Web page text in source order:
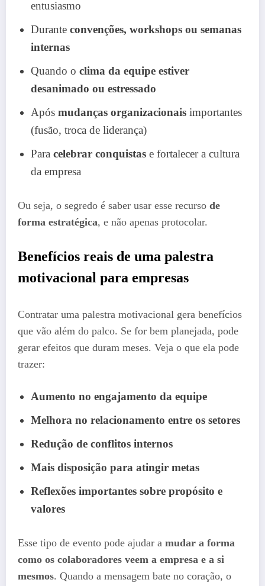
entusiasmo
Durante convenções, workshops ou semanas
internas
Quando o clima da equipe estiver
desanimado ou estressado
Após mudanças organizacionais importantes
(fusão, troca de liderança)
Para celebrar conquistas e fortalecer a cultura
da empresa
Ou seja, o segredo é saber usar esse recurso de
forma estratégica, e não apenas protocolar.
Benefícios reais de uma palestra
motivacional para empresas
Contratar uma palestra motivacional gera benefícios
que vão além do palco. Se for bem planejada, pode
gerar efeitos que duram meses. Veja o que ela pode
trazer:
Aumento no engajamento da equipe
Melhora no relacionamento entre os setores
Redução de conflitos internos
Mais disposição para atingir metas
Reflexões importantes sobre propósito e
valores
Esse tipo de evento pode ajudar a mudar a forma
como os colaboradores veem a empresa e a si
mesmos. Quando a mensagem bate no coração, o